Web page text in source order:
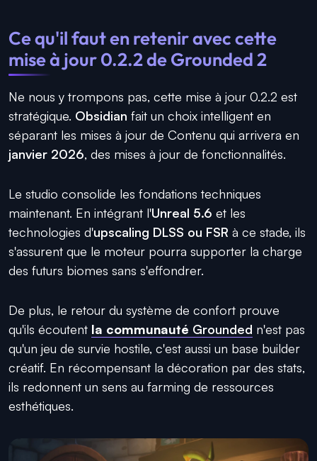
Ce qu'il faut en retenir avec cette
mise à jour 0.2.2 de Grounded 2
Ne nous y trompons pas, cette mise à jour 0.2.2 est
stratégique. Obsidian fait un choix intelligent en
séparant les mises à jour de Contenu qui arrivera en
janvier 2026, des mises à jour de fonctionnalités.
Le studio consolide les fondations techniques
maintenant. En intégrant l'Unreal 5.6 et les
technologies d'upscaling DLSS ou FSR à ce stade, ils
s'assurent que le moteur pourra supporter la charge
des futurs biomes sans s'effondrer.
De plus, le retour du système de confort prouve
qu'ils écoutent la communauté Grounded n'est pas
qu'un jeu de survie hostile, c'est aussi un base builder
créatif. En récompensant la décoration par des stats,
ils redonnent un sens au farming de ressources
esthétiques.